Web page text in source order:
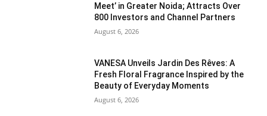
Meet’ in Greater Noida; Attracts Over
800 Investors and Channel Partners
August 6, 2026
VANESA Unveils Jardin Des Rêves: A
Fresh Floral Fragrance Inspired by the
Beauty of Everyday Moments
August 6, 2026